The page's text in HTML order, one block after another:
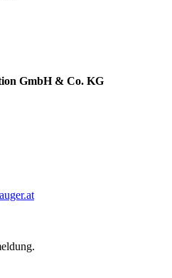
GmbH & Co. KG